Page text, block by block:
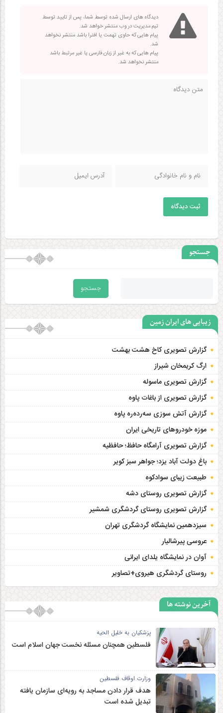
دیدگاه های ارسال شده توسط شما، پس از تایید توسط
تیم مدیریت در وب منتشر خواهد شد.
پیام هایی که حاوی تهمت یا افترا باشد منتشر نخواهد
شد.
پیام هایی که به غیر از زبان فارسی یا غیر مرتبط باشد
منتشر نخواهد شد.
ثبت دیدگاه
جستجو
زیبایی های ایران زمین
گزارش تصویری کاخ هشت‌ بهشت
ارگ کریمخان شیراز
گزارش تصویری ماسوله
گزارش تصویری از باغات پاوه
گزارش آتش سوزی سەردەرە پاوه
موزه خودروهای تاریخی ایران
گزارش تصویری آرامگاه حافظ؛ حافظیه‎
باغ دولت آباد یزد؛ جواهر سبز کویر
طبیعت زیبای سوادکوه
گزارش تصویری روستای دشه
گزارش تصویری روستای گردشگری شمشیر
سیزدهمین نمایشگاه گردشگری تهران
عروسی پیرشالیار
آوان در نمایشگاه یلدای ایرانی
روستای گردشگری هیروی+تصاویر
آخرین نوشته ها
پزشکیان به خلیل الحیه
فلسطین همچنان مسئله نخست جهان اسلام است
وزارت اوقاف فلسطین
هدف قرار دادن مساجد به رویه‌ای سازمان‌ یافته
تبدیل شده است